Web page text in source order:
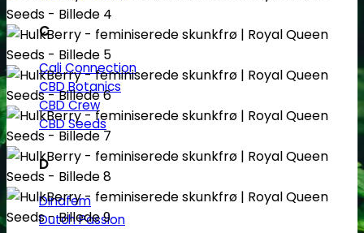
C
Cali Connection
CBD Botanics
CBD Crew
CBD Seeds
D
Dinafem
Dutch Passion